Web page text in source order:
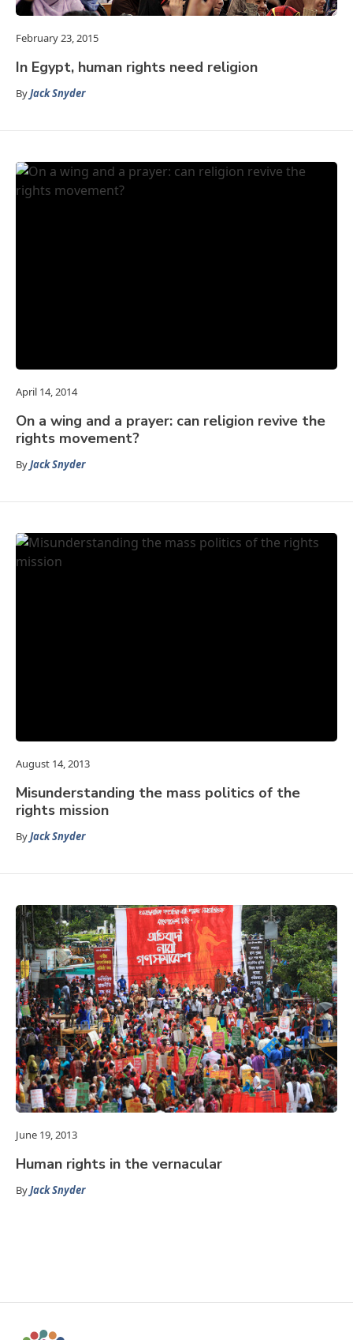
February 23, 2015
In Egypt, human rights need religion
ByJack Snyder
April 14, 2014
On a wing and a prayer: can religion revive the
rights movement?
ByJack Snyder
August 14, 2013
Misunderstanding the mass politics of the
rights mission
ByJack Snyder
June 19, 2013
Human rights in the vernacular
ByJack Snyder